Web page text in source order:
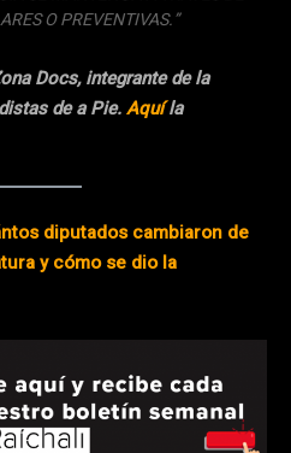
O PREVENTIVAS.”
Docs, integrante de la
de a Pie.Aquíla
diputados cambiaron de
y cómo se dio la